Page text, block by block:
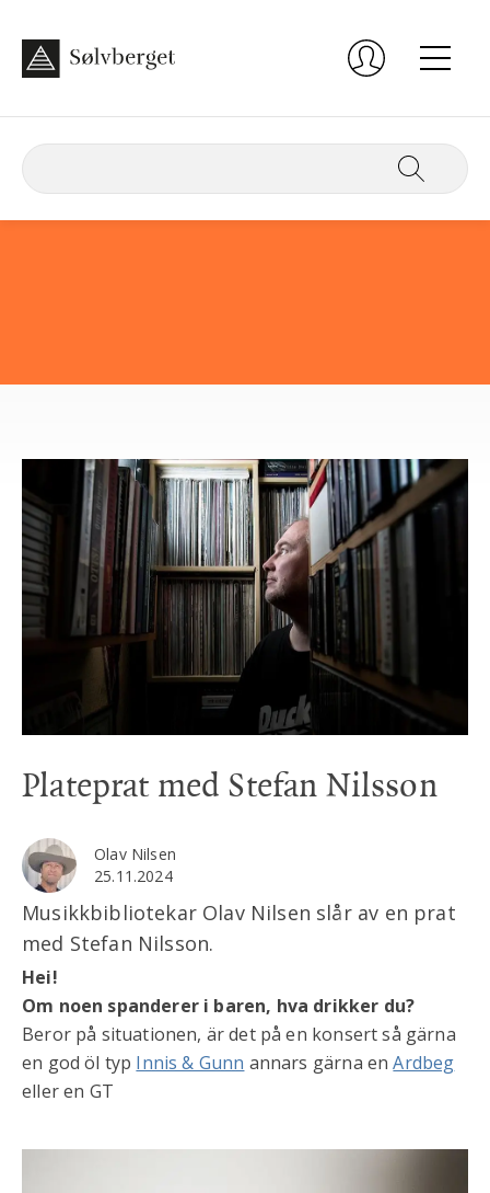
Plateprat med Stefan Nilsson
Olav Nilsen
25.11.2024
Musikkbibliotekar Olav Nilsen slår av en prat
med Stefan Nilsson.
Hei!
Om noen spanderer i baren, hva drikker du?
Beror på situationen, är det på en konsert så gärna
en god öl typ Innis & Gunn annars gärna enArdbeg
eller en GT